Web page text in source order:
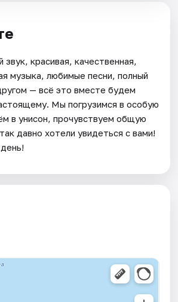
красивая, качественная,
музыка, любимые песни, полный
— всё это вместе будем
Мы погрузимся в особую
в унисон, прочувствуем общую
давно хотели увидеться с вами!